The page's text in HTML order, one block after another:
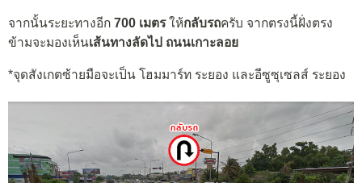
จากนั้นระยะทางอีก 700 เมตรให้กลับรถครับ จากตรงนี้ฝั่งตรง
ข้ามจะมองเห็นเส้นทางลัดไป ถนนเกาะลอย
*จุดสังเกตซ้ายมือจะเป็น โฮมมาร์ท ระยอง และอีซูซุเซลส์ ระยอง